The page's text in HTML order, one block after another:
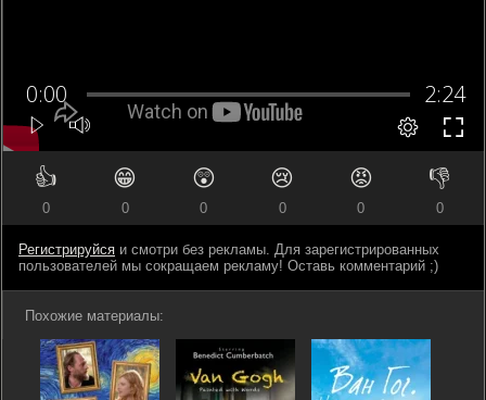
👍
0
😁
0
😲
0
😢
0
😡
0
👎
0
Регистрируйся и смотри без рекламы. Для зарегистрированных
пользователей мы сокращаем рекламу! Оставь комментарий ;)
Похожие материалы: